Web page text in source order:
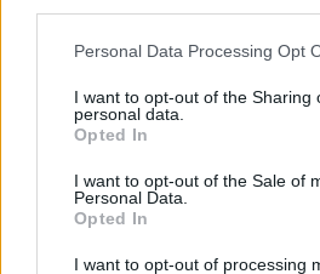
Please note that this website/app
not limited to your visit or usage
grant or deny consent to Google
use your data for below specified
consent section.
Personal Data Processing Opt
I want to opt-out of the Sharing
personal data.
Opted In
I want to opt-out of the Sale of
Personal Data.
Opted In
I want to opt-out of processing
Kétszer is felállt, mégis elbukta a
A PAOK hosszabbításban törte meg a
hőségben.